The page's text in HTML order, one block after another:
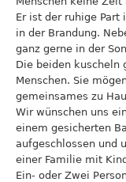
Er ist der ruhige Part
in der Brandung.
ganz gerne in der
Die beiden kuscheln
Menschen. Sie
gemeinsames zu
Wir wünschen uns
einem gesicherten
aufgeschlossen und
einer Familie mit
Ein- oder Zwei